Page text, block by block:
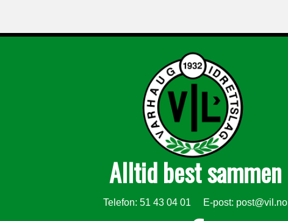
Alltid best sammen
Telefon: 51 43 04 01 E-post: post@vil.no